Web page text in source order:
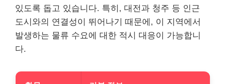
있도록 돕고 있습니다. 특히, 대전과 청주 등 인근
도시와의 연결성이 뛰어나기 때문에, 이 지역에서
발생하는 물류 수요에 대한 적시 대응이 가능합니
다.